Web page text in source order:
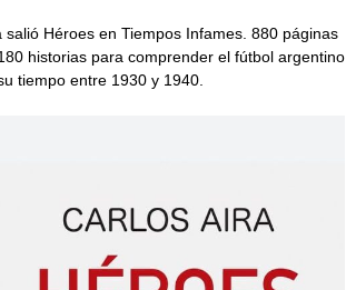
salió Héroes en Tiempos Infames. 880 páginas
historias para comprender el fútbol argentino
tiempo entre 1930 y 1940.